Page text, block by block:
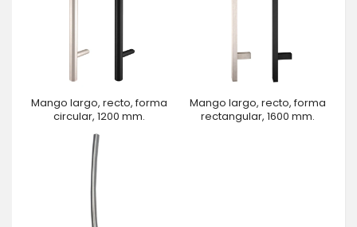
Mango largo, recto, forma
circular, 1200 mm.
Mango largo, recto, forma
rectangular, 1600 mm.